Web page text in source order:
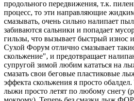
продольного передвижения, т.к.
процесс, то эти направляющие
смазывать, очень сильно налипает
забиваются сальники и попадает
гильзы, что вызывает быстрый износ
Сухой Форум отлично смазывает
скольжение", и предотвращает
супругой зимой любим кататься на
смазать свои беговые пластиковые
эффекта скольжения я просто
лыжи просто летят по любому снегу